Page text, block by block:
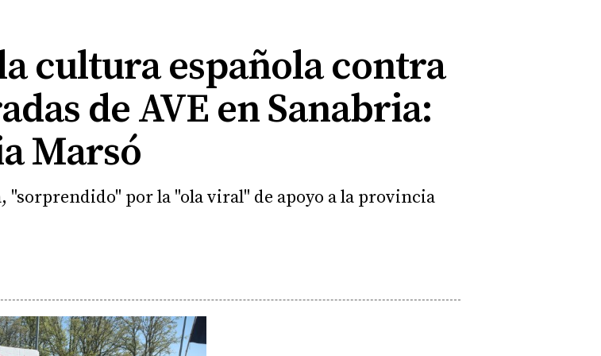
cultura española contra
de AVE en Sanabria:
Marsó
"sorprendido" por la "ola viral" de apoyo a la provincia